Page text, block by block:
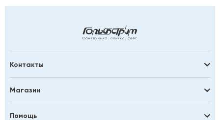
Контакты
Магазин
Помощь